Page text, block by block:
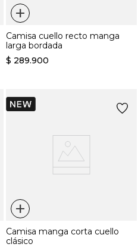
+
Camisa cuello recto manga
larga bordada
$ 289.900
+
Camisa manga corta cuello
clásico